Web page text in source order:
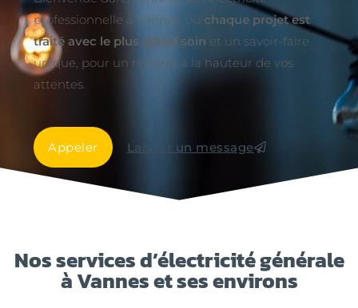
professionnelle à Vannes, où chaque projet est
traité avec le plus grand soin et un savoir-faire
unique, pour un résultat à la hauteur de vos
attentes.
Appeler Laisser un message
Nos services d’électricité générale
à Vannes et ses environs